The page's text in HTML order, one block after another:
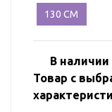
130 СМ
В наличии
Товар с